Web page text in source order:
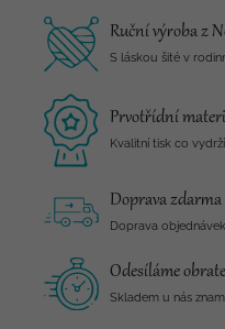
Ruční výroba z
S láskou šité v
Prvotřídní
Kvalitní tisk co
Doprava zdarma
Doprava
Odesíláme
Skladem u nás